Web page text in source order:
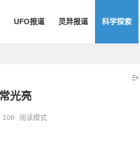
UFO报道 灵异报道 科学探索
光亮
108 阅读模式